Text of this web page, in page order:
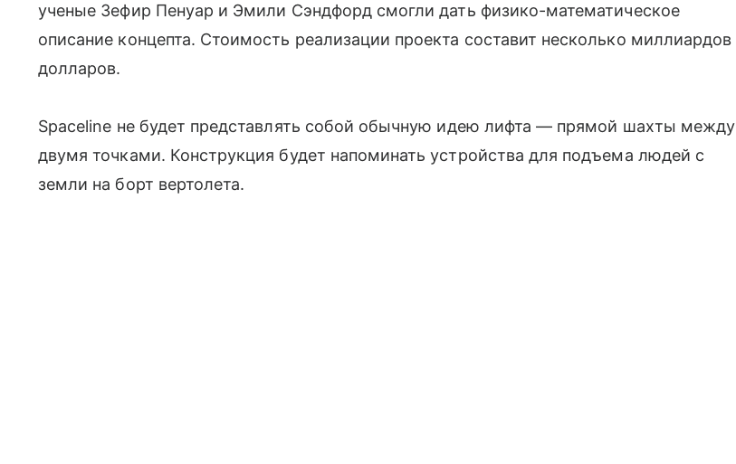
ученые Зефир Пенуар и Эмили Сэндфорд смогли дать физико-математическое
описание концепта. Стоимость реализации проекта составит несколько миллиардов
долларов.
Spaceline не будет представлять собой обычную идею лифта — прямой шахты между
двумя точками. Конструкция будет напоминать устройства для подъема людей с
земли на борт вертолета.